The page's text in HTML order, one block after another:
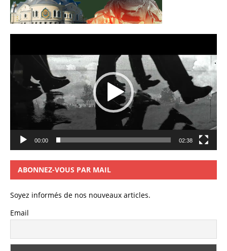
00:00 02:38
ABONNEZ-VOUS PAR MAIL
Soyez informés de nos nouveaux articles.
Email